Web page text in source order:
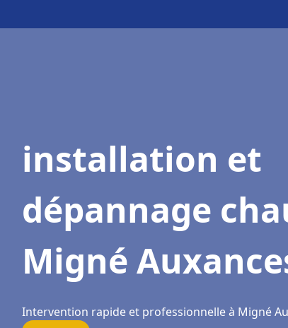
installation et
dépannage
Migné
Intervention rapide et professionnelle à Migné